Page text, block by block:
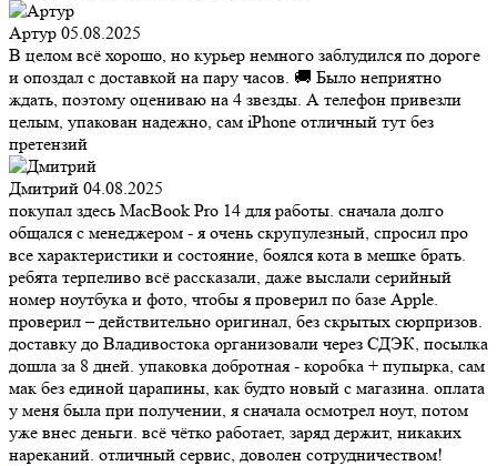
Артур 05.08.2025
В целом всё хорошо, но курьер немного заблудился по дороге
и опоздал с доставкой на пару часов. 🚚 Было неприятно
ждать, поэтому оцениваю на 4 звезды. А телефон привезли
целым, упакован надежно, сам iPhone отличный тут без
претензий
Дмитрий 04.08.2025
покупал здесь MacBook Pro 14 для работы. сначала долго
общался с менеджером - я очень скрупулезный, спросил про
все характеристики и состояние, боялся кота в мешке брать.
ребята терпеливо всё рассказали, даже выслали серийный
номер ноутбука и фото, чтобы я проверил по базе Apple.
проверил – действительно оригинал, без скрытых сюрпризов.
доставку до Владивостока организовали через СДЭК, посылка
дошла за 8 дней. упаковка добротная - коробка + пупырка, сам
мак без единой царапины, как будто новый с магазина. оплата
у меня была при получении, я сначала осмотрел ноут, потом
уже внес деньги. всё чётко работает, заряд держит, никаких
нареканий. отличный сервис, доволен сотрудничеством!